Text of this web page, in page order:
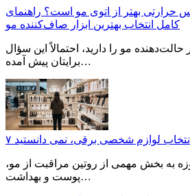
حرارتی بهتر از اتوی مو است؟ راهنمای
کامل انتخاب بهترین ابزار صاف‌کننده مو
مو را دارید، احتمالاً این سؤال
برایتان پیش آمده…
به بخش مهمی از روتین مراقبت از مو،
پوست و بهداشت…